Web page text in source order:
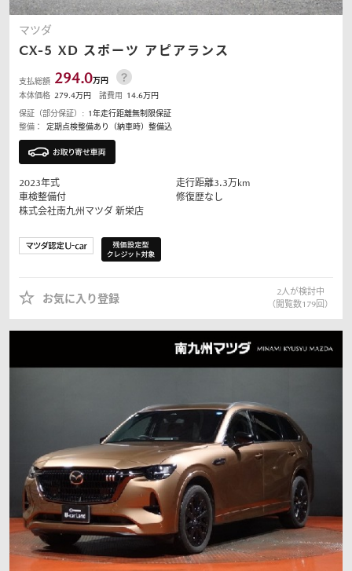
マツダ
CX-5 XD スポーツ アピアランス
支払総額 294.0万円
本体価格 279.4万円 諸費用 14.6万円
保証（部分保証）: 1年走行距離無制限保証
整備：
定期点検整備あり（納車時）整備込
2023年式 走行距離3.3万km
車検整備付
修復歴なし
株式会社南九州マツダ 新栄店
お気に入り登録
2人が検討中
（閲覧数179回）